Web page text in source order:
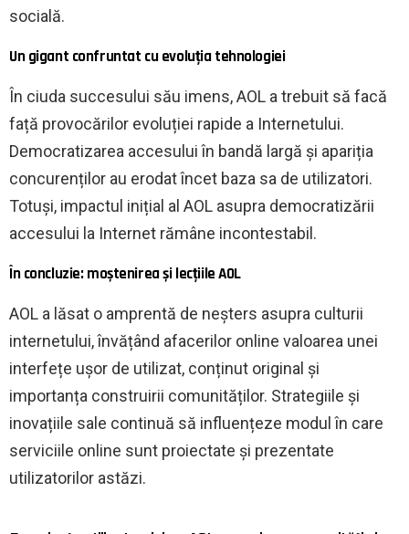
socială.
Un gigant confruntat cu evoluția tehnologiei
În ciuda succesului său imens, AOL a trebuit să facă
față provocărilor evoluției rapide a Internetului.
Democratizarea accesului în bandă largă și apariția
concurenților au erodat încet baza sa de utilizatori.
Totuși, impactul inițial al AOL asupra democratizării
accesului la Internet rămâne incontestabil.
În concluzie: moștenirea și lecțiile AOL
AOL a lăsat o amprentă de neșters asupra culturii
internetului, învățând afacerilor online valoarea unei
interfețe ușor de utilizat, conținut original și
importanța construirii comunităților. Strategiile și
inovațiile sale continuă să influențeze modul în care
serviciile online sunt proiectate și prezentate
utilizatorilor astăzi.